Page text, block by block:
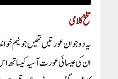
تلخ کلامی
یہ دو جوان عورتیں تھیں جو نیم
ان کی عیسائی عورت آسیہ کیساتھ اس